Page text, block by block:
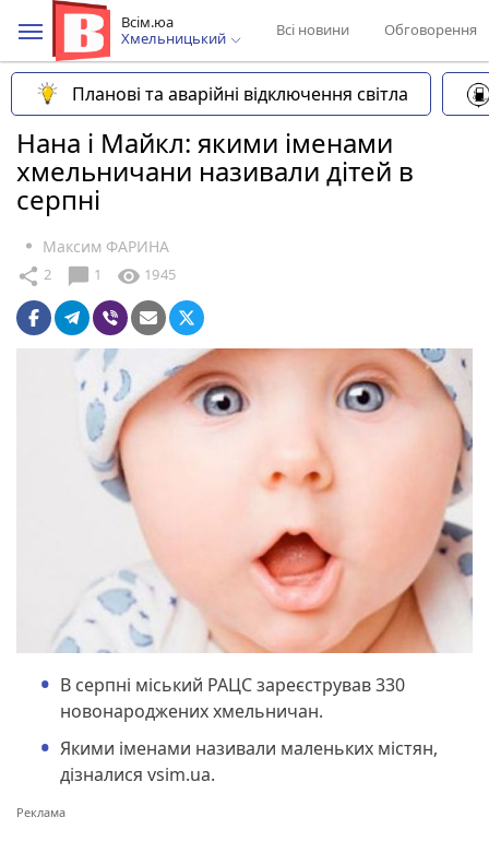
Всім.юа
Хмельницький
Всі новини Обговорення
Планові та аварійні відключення світла
Нана і Майкл: якими іменами
хмельничани називали дітей в
серпні
Максим ФАРИНА
share 2 chat_bubble 1 visibility 1945
В серпні міський РАЦС зареєстрував 330
новонароджених хмельничан.
Якими іменами називали маленьких містян,
дізналися vsim.ua.